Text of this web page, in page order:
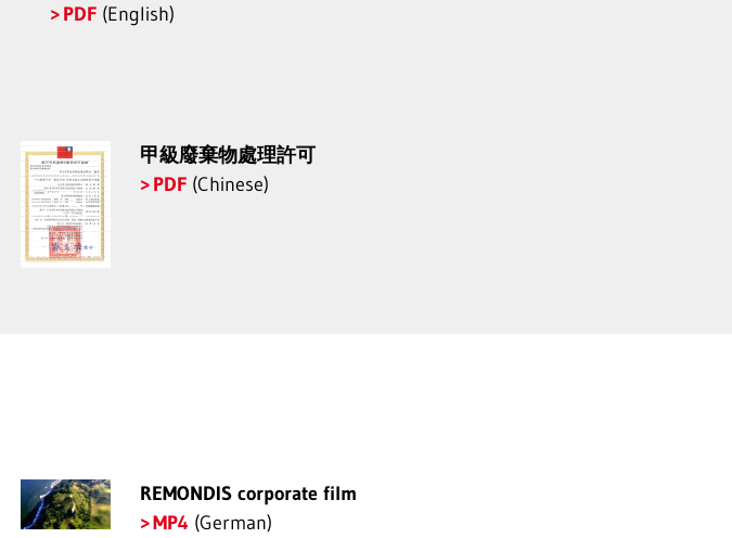
PDF(English)
甲級廢棄物處理許可
PDF(Chinese)
REMONDIS corporate film
MP4 (German)